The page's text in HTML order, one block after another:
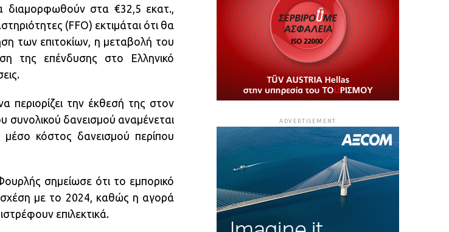
διαμορφωθούν στα €32,5 εκατ.,
(FFO) εκτιμάται ότι θα
των επιτοκίων, η μεταβολή του
της επένδυσης στο Ελληνικό
να περιορίζει την έκθεσή της στον
συνολικού δανεισμού αναμένεται
μέσο κόστος δανεισμού περίπου
σημείωσε ότι το εμπορικό
σχέση με το 2024, καθώς η αγορά
επιλεκτικά.
ADVERTISEMENT